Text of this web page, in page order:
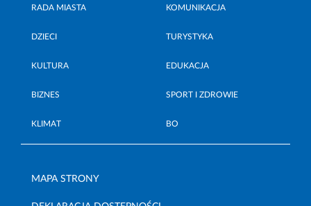
RADA MIASTA KOMUNIKACJA
DZIECI TURYSTYKA
KULTURA EDUKACJA
BIZNES SPORT I ZDROWIE
KLIMAT BO
MAPA STRONY